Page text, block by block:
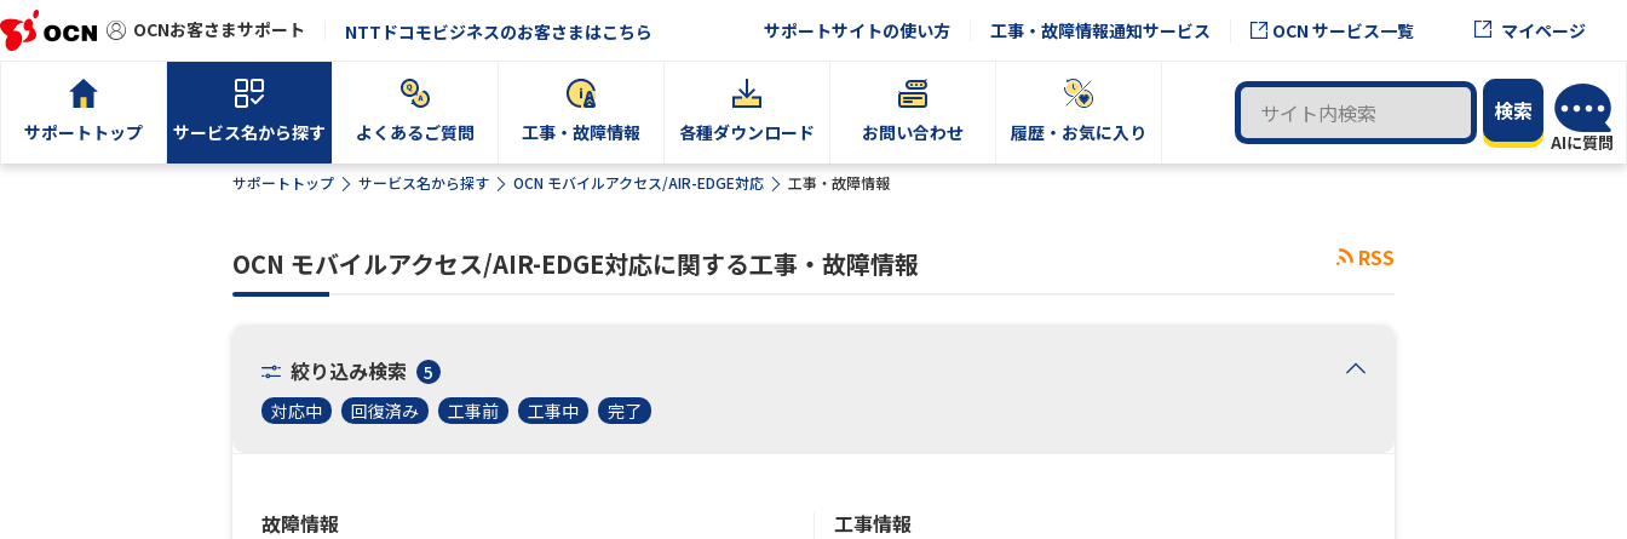
OCNお客さまサポート NTTドコモビジネスのお客さまはこちら サポートサイトの使い方 工事・故障情報通知サービス OCN サービス一覧 マイページ
サポートトップ サービス名から探す よくあるご質問 工事・故障情報 各種ダウンロード お問い合わせ 履歴・お気に入り
サポートトップ サービス名から探す OCN モバイルアクセス/AIR-EDGE対応 工事・故障情報
RSS
OCN モバイルアクセス/AIR-EDGE対応に関する工事・故障情報
絞り込み検索
5
対応中
回復済み 工事前 工事中 完了
故障情報
工事情報